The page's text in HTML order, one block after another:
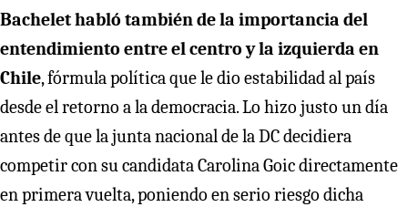
Bachelet habló también de la importancia del
entendimiento entre el centro y la izquierda en
Chile, fórmula política que le dio estabilidad al país
desde el retorno a la democracia. Lo hizo justo un día
antes de que la junta nacional de la DC decidiera
competir con su candidata Carolina Goic directamente
en primera vuelta, poniendo en serio riesgo dicha